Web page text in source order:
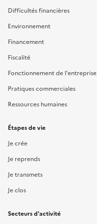
Difficultés financières
Environnement
Financement
Fiscalité
Fonctionnement de l'entreprise
Pratiques commerciales
Ressources humaines
Étapes de vie
Je crée
Je reprends
Je transmets
Je clos
Secteurs d'activité